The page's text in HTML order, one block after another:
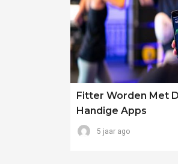
Fitter Worden Met
Handige Apps
5 jaar ago